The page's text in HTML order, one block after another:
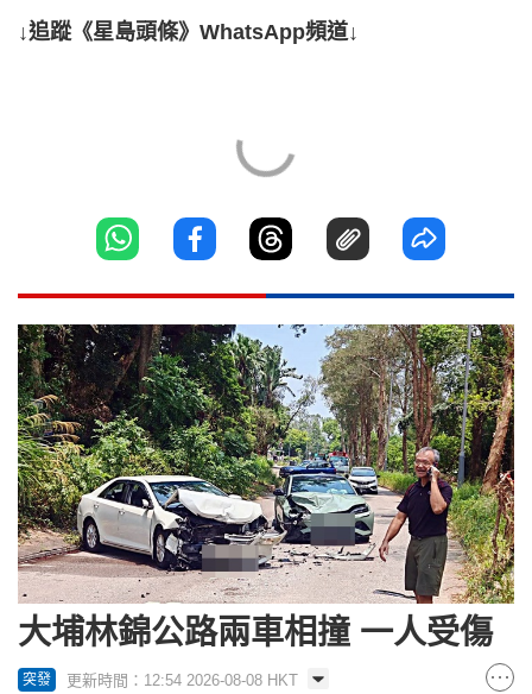
↓追蹤《星島頭條》WhatsApp頻道↓
大埔林錦公路兩車相撞 一人受傷
突發 更新時間：12:54 2026-08-08 HKT